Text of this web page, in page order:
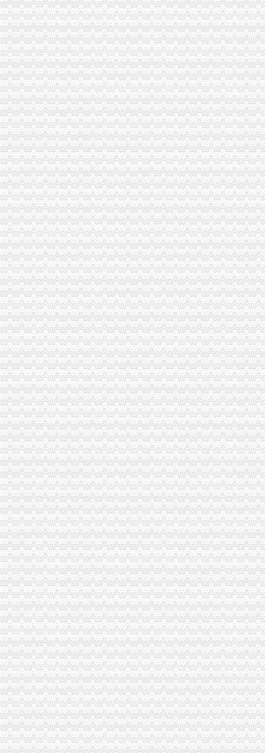
从西郊（杨家坪）到海关怎么走？坐什么车？_【图吧,怎么走？】
重庆从海关到杨家坪坐什么公交车？？？_搜问问
【重庆从杨家坪商社到海关怎么走】用车问答-易车网
重庆从杨家坪前进路到海关怎么走？请教生意经高手_已解决-阿里巴
重庆杨家坪国美到海关可乘坐公交车：0811路通宵-重庆公交车网
重庆杨家坪工学院到海关可乘坐公交车：-重庆公交车网
【重庆海关事务管理简历_应聘重庆海关事务管理求职简历_重庆海关事
【重庆从杨家坪团结路口到海关怎么走】用车问答-易车网
重庆海关到中国移动通讯杨家坪步行街店公交_怎么坐车_怎么走_要多
重庆江北海关（大庙）到杨家坪步行街坐什么公交车？（急）_百度知道
时尚漂亮白领族&nbsp；夜晚变身“地摊西施”_图片新闻_放心苑-
时尚漂亮白领族变身地摊西施-comp18-搜狐博客
我这8年(一)_白玉堂_新浪博客
惊！！北京摆地摊的一个月都能挣小一万块钱！令我惭愧不已
【重庆市口口乐餐饮管理有限公司招聘求职问题|工作职场问答】-看准网
摆地摊哪里好哦_重庆_论坛_天涯社区
【重庆市口口乐餐饮管理有限公司招聘_新招聘信息】-前程无忧官方
重庆-渝北区58同城网招聘洗碗工招聘启事的相关文章推荐_出国留学网
从铁路小学到海关怎么走？坐什么车？_【图吧,怎么走？】
重庆网友随拍乞讨儿童_青春、美好_新浪博客
时尚女白领夜晚变身地摊西施（图）---
上海中心_伊美金域_楼盘对比分析-重庆乐居
白天时尚女白领晚上街头练摊妹-练摊,街头练摊,白领练摊族-959品
重庆溜冰场：陈静健美城上清寺店-重庆爱问分类
重庆溜冰场：乐道会健身游泳俱乐部-重庆爱问分类
恒大绿洲_伊美金域_楼盘对比分析-重庆乐居
重庆有哪些地方可以为一卡通充费,都来说一下_重庆_论坛_天涯社区
宋记烤鸭（海关世纪英店）：“之前去过杨家坪店,感觉这家完全没
【重庆60微博网友拍照解救乞儿】_行业资讯_一呼百应资讯频道
好多宝气。。我来问个不宝的。。。重庆机场是不是有大巴到市区？_
从渝钢村到杨家坪怎么走？坐什么车？_【图吧,怎么走？】
博绘教育服务有限公司2017新招聘信息_电话_地址-58企业名录
杨家坪到海关怎么走？-住哪网
欢迎加入“重庆时报糖友之家”-搜狐滚动
【重庆九龙坡杨家坪海关事务管理招聘网|2017年重庆九龙坡杨家坪海
【重庆报关员简历_应聘重庆报关员求职简历_重庆报关员人才网简历信
重庆康之缘家政提供钟点工住家保姆月嫂育婴师-重庆58同城
【海关小区|海关小区二手房/租房】-重庆赶集网
请问杨家坪-海关（大庙）做什么车？_重庆吧_百度贴吧
在重庆菜园坝杨家坪附近,晚上十二点以后怎么坐车到江北汽博那边？
从杨家坪杨九路到海关怎么坐公交车,快需要多久？-重庆公交查询
【重庆光快捷酒店（杨家坪店）】重庆光快捷酒店（杨家坪店）
【星程酒店（重庆杨家坪步行街店）】星程酒店（重庆杨家坪步行街
杨家坪10点过后到南平坐什么车呀.老火【重庆交通大学吧】_百度贴吧
江北和杨家坪的之间公交车好少好少好少.-重庆交通-买车用车-重庆
重庆杨家坪中学公交车线路_杨家坪中学公交车站-重庆公交车
从杨家坪到上桥坐什么车_匿名_天涯问答_天涯社区
开车从大竹林怎么杨家坪花鸟市场,或者从海关怎么去杨家坪花鸟市场
重庆杨家坪去哪里学会计-报名在线
杨家坪有宝宝的来看,贝贝熊儿童娱乐城季卡一张-重庆社区